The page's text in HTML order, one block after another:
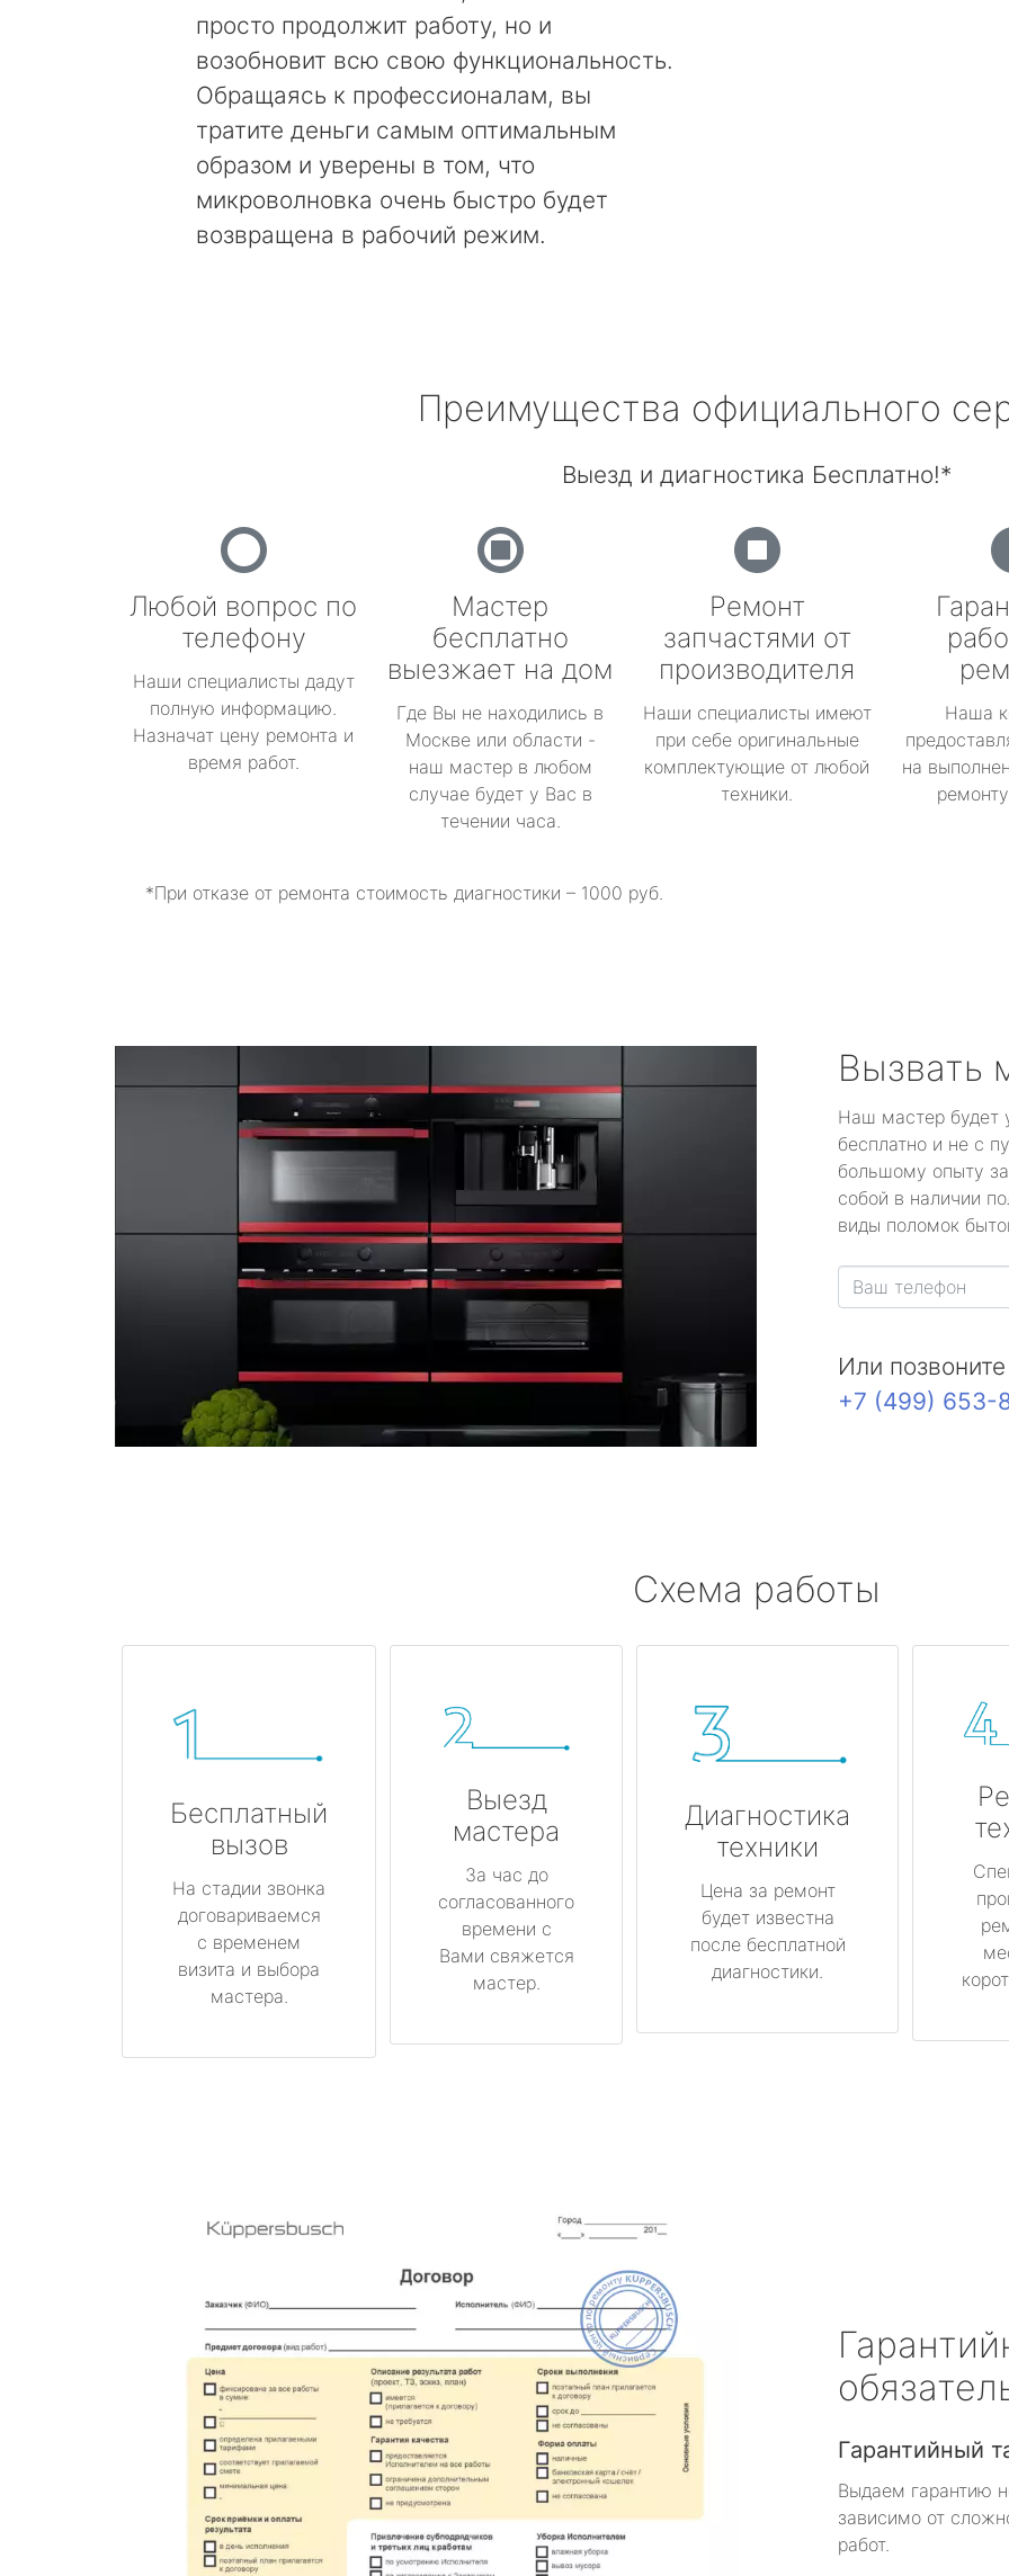
просто продолжит работу, но и
возобновит всю свою функциональность.
Обращаясь к профессионалам, вы
тратите деньги самым оптимальным
образом и уверены в том, что
микроволновка очень быстро будет
возвращена в рабочий режим.
Преимущества официального
Выезд и диагностика Бесплатно!*
Любой вопрос по
телефону
Наши специалисты дадут
полную информацию.
Назначат цену ремонта и
время работ.
Мастер
бесплатно
выезжает на дом
Где Вы не находились в
Москве или области -
наш мастер в любом
случае будет у Вас в
течении часа.
Ремонт
запчастями от
производителя
Наши специалисты имеют
при себе оригинальные
комплектующие от любой
техники.
Наша
на
*При отказе от ремонта стоимость диагностики – 1000 руб.
Вызвать
Наш мастер будет
бесплатно и не с
большому опыту
собой в наличии
виды поломок
Или
+7 (499) 653-
Схема работы
Бесплатный
вызов
На стадии звонка
договариваемся
с временем
визита и выбора
мастера.
Выезд
мастера
За час до
согласованного
времени с
Вами свяжется
мастер.
Диагностика
техники
Цена за ремонт
будет известна
после бесплатной
диагностики.
Гарантийный
Выдаем гарантию
зависимо от
работ.